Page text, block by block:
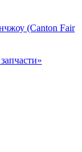
(Canton Fair